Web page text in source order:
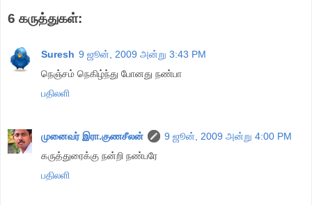
6 கருத்துகள்:
Suresh 9 ஜூன், 2009 அன்று 3:43 PM
நெஞ்சம் நெகிழ்ந்து போனது நண்பா
பதிலளி
முனைவர் இரா.குணசீலன்
9 ஜூன், 2009 அன்று 4:00 PM
கருத்துரைக்கு நன்றி நண்பரே
பதிலளி